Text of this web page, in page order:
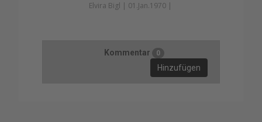
Elvira Bigl | 01.Jan.1970 |
Kommentar 0
Hinzufügen